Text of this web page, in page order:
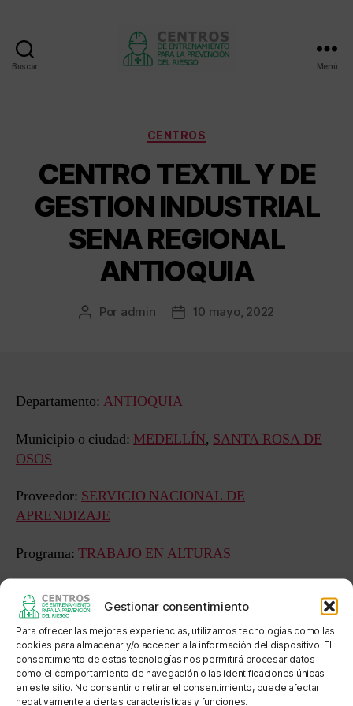
Gestionar consentimiento
Para ofrecer las mejores experiencias, utilizamos tecnologías como las
cookies para almacenar y/o acceder a la información del dispositivo. El
consentimiento de estas tecnologías nos permitirá procesar datos
como el comportamiento de navegación o las identificaciones únicas
en este sitio. No consentir o retirar el consentimiento, puede afectar
negativamente a ciertas características y funciones.
Buscar Menú
Categorías
CENTROS
CENTRO TEXTIL Y DE
GESTION INDUSTRIAL
SENA REGIONAL
ANTIOQUIA
Autor
Por admin
Fecha10 mayo, 2022
Departamento: ANTIOQUIA
Municipio o ciudad: MEDELLÍN, SANTA ROSA DE
OSOS
Proveedor: SERVICIO NACIONAL DE
APRENDIZAJE
Programa: TRABAJO EN ALTURAS
Estado:APROBADO FORMACIÓN EN EMPRESA
Sede: PEDREGAL SENA SUBSEDE SANTA ROSA
Dirección: Calle 104 No. 69 120 Cra 29 # 25 -27